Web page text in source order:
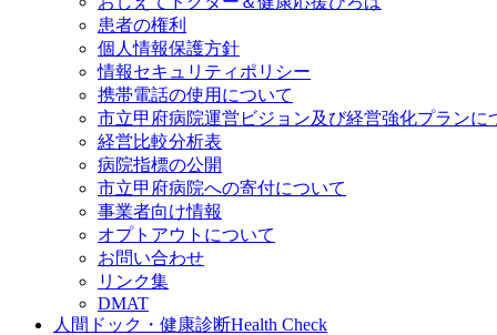
患者の権利
個人情報保護方針
情報セキュリティポリシー
携帯電話の使用について
市立甲府病院運営ビジョン及び経営強化プランに
経営比較分析表
病院指標の公開
市立甲府病院への寄付について
事業者向け情報
オプトアウトについて
お問い合わせ
リンク集
DMAT
人間ドック・健康診断Health Check